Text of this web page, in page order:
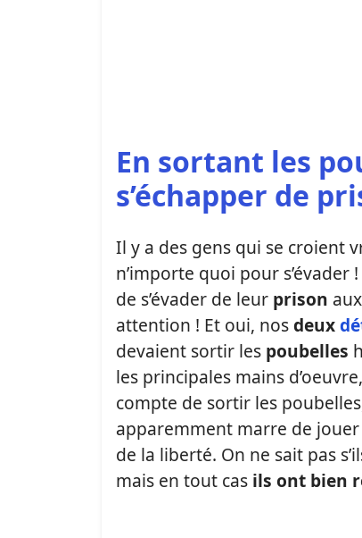
En sortant les
s’échapper de
Il y a des gens qui se croient
n’importe quoi pour s’évader
de s’évader de leur prison aux
attention ! Et oui, nosdeux
devaient sortir les poubelles
les principales mains
compte de sortir les
apparemment marre de
de la liberté. On ne sait pas
mais en tout cas ils ont bien